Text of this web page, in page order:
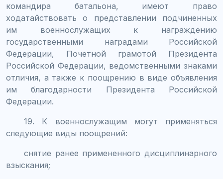
командира батальона, имеют право
ходатайствовать о представлении подчиненных
им военнослужащих к награждению
государственными наградами Российской
Федерации, Почетной грамотой Президента
Российской Федерации, ведомственными знаками
отличия, а также к поощрению в виде объявления
им благодарности Президента Российской
Федерации.
19. К военнослужащим могут применяться
следующие виды поощрений:
снятие ранее примененного дисциплинарного
взыскания;